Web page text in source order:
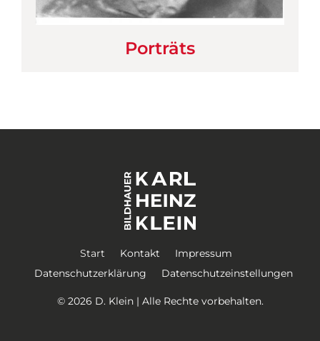
Porträts
Start Kontakt
Impressum
Datenschutzerklärung
Datenschutzeinstellungen
© 2026 D. Klein | Alle Rechte vorbehalten.